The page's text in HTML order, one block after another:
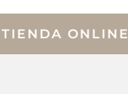
TIENDA ONLINE